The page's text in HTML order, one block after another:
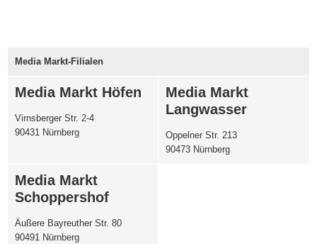
Media Markt-Filialen
Media Markt Höfen
Virnsberger Str. 2-4
90431 Nürnberg
Media Markt
Langwasser
Oppelner Str. 213
90473 Nürnberg
Media Markt
Schoppershof
Äußere Bayreuther Str. 80
90491 Nürnberg